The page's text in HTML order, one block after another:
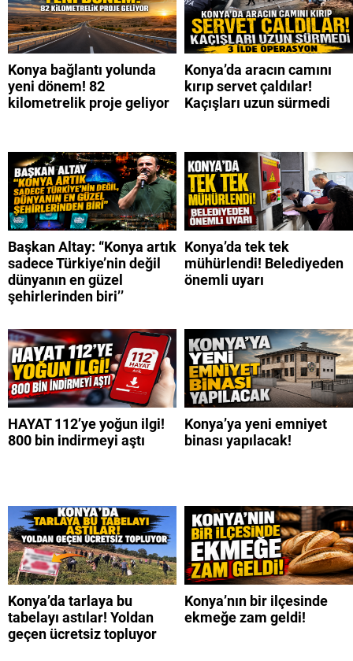
Konya bağlantı yolunda
yeni dönem! 82
kilometrelik proje geliyor
Konya’da aracın camını
kırıp servet çaldılar!
Kaçışları uzun sürmedi
Başkan Altay: “Konya artık
sadece Türkiye’nin değil
dünyanın en güzel
şehirlerinden biri’’
Konya’da tek tek
mühürlendi! Belediyeden
önemli uyarı
HAYAT 112’ye yoğun ilgi!
800 bin indirmeyi aştı
Konya’ya yeni emniyet
binası yapılacak!
Konya’da tarlaya bu
tabelayı astılar! Yoldan
geçen ücretsiz topluyor
Konya’nın bir ilçesinde
ekmeğe zam geldi!